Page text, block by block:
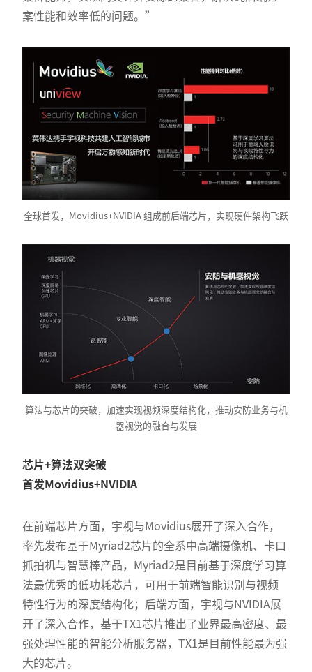
案性能和效率低的问题。”
全球首发，Movidius+NVIDIA 组成前后端芯片，实现硬件架构飞跃
算法与芯片的突破，加速实现视频深度结构化，推动安防业务与机
器视觉的融合与发展
芯片+算法双突破
首发Movidius+NVIDIA
在前端芯片方面，宇视与Movidius展开了深入合作，
率先发布基于Myriad2芯片的全系中高端摄像机、卡口
抓拍机与智慧棒产品，Myriad2是目前基于深度学习算
法最优秀的低功耗芯片，可用于前端智能识别与视频
特性行为的深度结构化；后端方面，宇视与NVIDIA展
开了深入合作，基于TX1芯片推出了业界最高密度、最
强处理性能的智能分析服务器，TX1是目前性能最为强
大的芯片。